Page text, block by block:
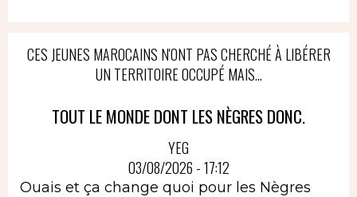
CES JEUNES MAROCAINS N'ONT PAS CHERCHÉ À LIBÉRER
UN TERRITOIRE OCCUPÉ MAIS...
TOUT LE MONDE DONT LES NÈGRES DONC.
YEG
03/08/2026 - 17:12
Ouais et ça change quoi pour les Nègres